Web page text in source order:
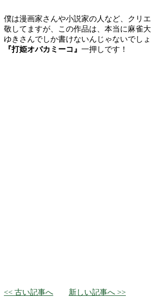
僕は漫画家さんや小説家の人など、クリ
敬してますが、この作品は、本当に麻雀
ゆきさんでしか書けないんじゃないでし
『打姫オバカミーコ』 一押しです！
<< 古い記事へ 新しい記事へ >>